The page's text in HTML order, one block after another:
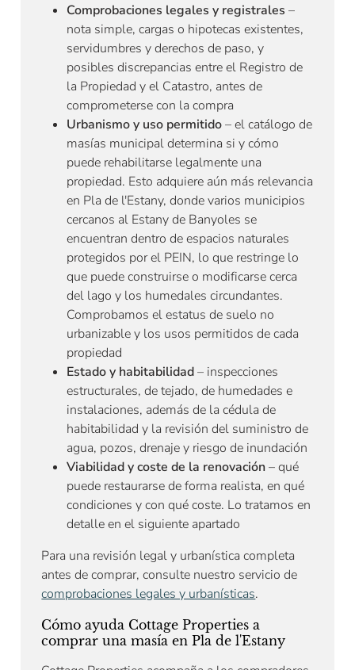
Comprobaciones legales y registrales –
nota simple, cargas o hipotecas existentes,
servidumbres y derechos de paso, y
posibles discrepancias entre el Registro de
la Propiedad y el Catastro, antes de
comprometerse con la compra
Urbanismo y uso permitido– el catálogo de
masías municipal determina si y cómo
puede rehabilitarse legalmente una
propiedad. Esto adquiere aún más relevancia
en Pla de l'Estany, donde varios municipios
cercanos al Estany de Banyoles se
encuentran dentro de espacios naturales
protegidos por el PEIN, lo que restringe lo
que puede construirse o modificarse cerca
del lago y los humedales circundantes.
Comprobamos el estatus de suelo no
urbanizable y los usos permitidos de cada
propiedad
Estado y habitabilidad– inspecciones
estructurales, de tejado, de humedades e
instalaciones, además de la cédula de
habitabilidad y la revisión del suministro de
agua, pozos, drenaje y riesgo de inundación
Viabilidad y coste de la renovación– qué
puede restaurarse de forma realista, en qué
condiciones y con qué coste. Lo tratamos en
detalle en el siguiente apartado
Para una revisión legal y urbanística completa
antes de comprar, consulte nuestro servicio de
comprobaciones legales y urbanísticas.
Cómo ayuda Cottage Properties a
comprar una masía en Pla de l'Estany